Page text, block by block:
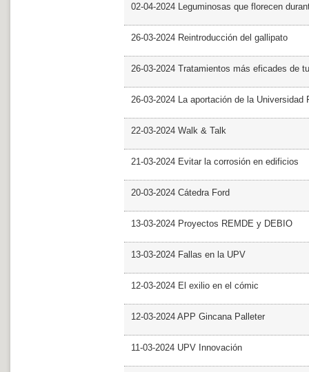
02-04-2024 Leguminosas que florecen
26-03-2024 Reintroducción del gallipato
26-03-2024 Tratamientos más eficades de
26-03-2024 La aportación de la Universidad
22-03-2024 Walk & Talk
21-03-2024 Evitar la corrosión en edificios
20-03-2024 Cátedra Ford
13-03-2024 Proyectos REMDE y DEBIO
13-03-2024 Fallas en la UPV
12-03-2024 El exilio en el cómic
12-03-2024 APP Gincana Palleter
11-03-2024 UPV Innovación